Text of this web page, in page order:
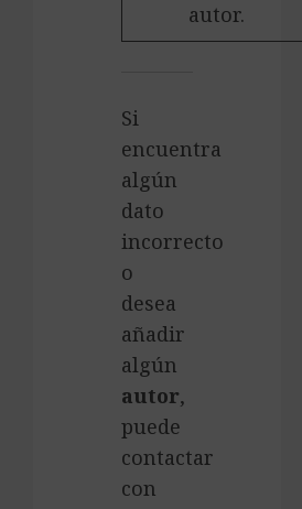
autor.
Si
encuentra
algún
dato
incorrecto
o
desea
añadir
algún
autor,
puede
contactar
con